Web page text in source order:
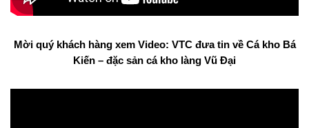
Mời quý khách hàng xem Video: VTC đưa tin về Cá kho Bá
Kiến – đặc sản cá kho làng Vũ Đại